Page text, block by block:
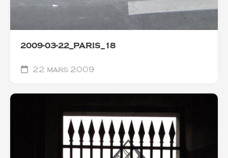
2009-03-22_PARIS_18
22 mars 2009